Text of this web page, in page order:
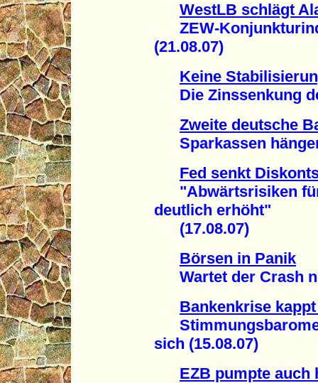
WestLB schlägt
ZEW-
(21.08.07)
Keine
Die Zinssenkung
Zweite deutsche
Sparkassen
Fed senkt
"Abwärtsrisiken
deutlich erhöht"
(17.08.07)
Börsen in Panik
Wartet der Crash
Bankenkrise
sich (15.08.07)
EZB pumpte auch